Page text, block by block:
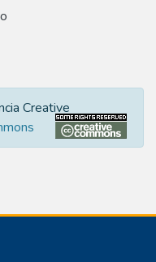
Creative